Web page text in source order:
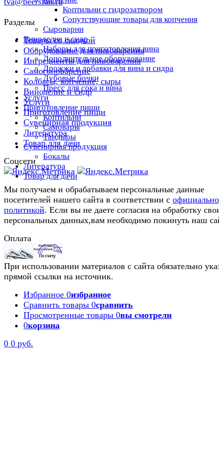
Коптильни с гидрозатвором
Сопутствующие товары для копчения
Сыроварни
Виноделие и сидр
Наборы для приготовления вина
Дополнительное оборудование
Дрожжи и добавки для вина и сидра
Дубовые бочки
Пресс для сока и вина
Услуги
Приготовление пищи
Коптильни
Самовары
Тандыры
Сувенирная продукция
Бокалы
Литература
Товар для дачи
Разделы
Товары со скидкой
Оборудование для пивоварения
Ингредиенты для пивоварения
Самогоноварение
Колбасы, копчение, сыры
Виноделие и сидр
Услуги
Приготовление пищи
Сувенирная продукция
Литература
Товар для дачи
Соцсети
Мы получаем и обрабатываем персональные данные
посетителей нашего сайта в соответствии с
политикой. Если вы не даете согласия на обработку
персональных данных,вам необходимо покинуть наш
Оплата
При использовании материалов с сайта обязательно
прямой ссылки на источник.
Избранное 0избранное
Сравнить товары 0сравнить
Просмотренные товары 0вы смотрели
0корзина
0 0 руб.